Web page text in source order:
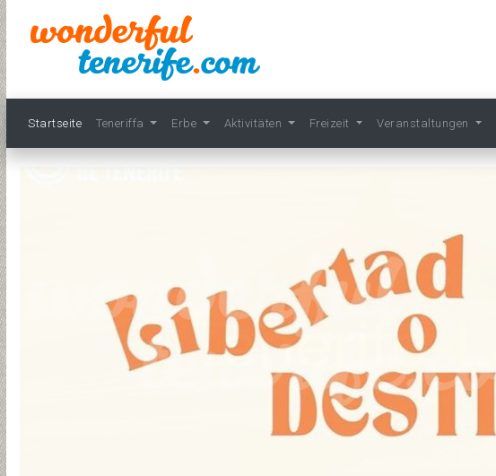
Startseite Teneriffa Erbe Aktivitäten Freizeit Veranstaltungen